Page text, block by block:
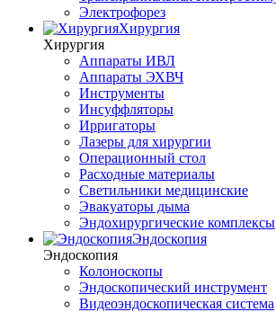
Электрофорез
Хирургия
Хирургия
Аппараты ИВЛ
Аппараты ЭХВЧ
Инструменты
Инсуффляторы
Ирригаторы
Лазеры для хирургии
Операционный стол
Расходные материалы
Светильники медицинские
Эвакуаторы дыма
Эндохирургические комплексы
Эндоскопия
Эндоскопия
Колоноскопы
Эндоскопический инструмент
Видеоэндоскопическая система